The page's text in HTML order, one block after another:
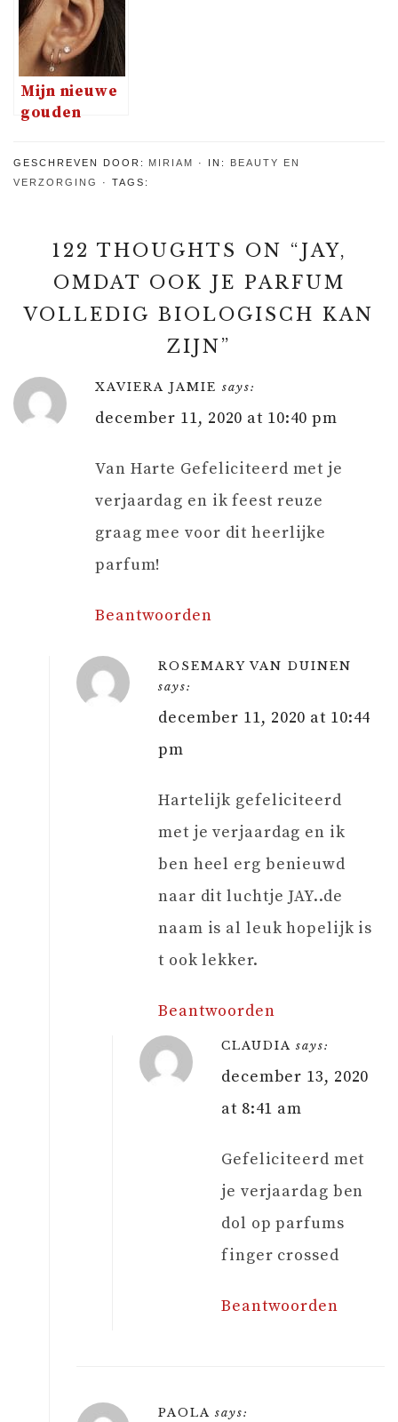
Mijn nieuwe
gouden
van Isabel
Bernard
GESCHREVEN DOOR: MIRIAM IN: BEAUTY EN
VERZORGING
TAGS:
122 THOUGHTS ON “ JAY,
OMDAT OOK JE PARFUM
VOLLEDIG BIOLOGISCH KAN
ZIJN”
XAVIERA JAMIE says:
december 11, 2020 at 10:40 pm
Van Harte Gefeliciteerd met je
verjaardag en ik feest reuze
graag mee voor dit heerlijke
parfum!
Beantwoorden
ROSEMARY VAN DUINEN
says:
december 11, 2020 at 10:44
pm
Hartelijk gefeliciteerd
met je verjaardag en ik
ben heel erg benieuwd
naar dit luchtje JAY..de
naam is al leuk hopelijk is
t ook lekker.
Beantwoorden
CLAUDIA says:
december 13, 2020
at 8:41 am
Gefeliciteerd met
je verjaardag ben
dol op parfums
finger crossed
Beantwoorden
PAOLA says: